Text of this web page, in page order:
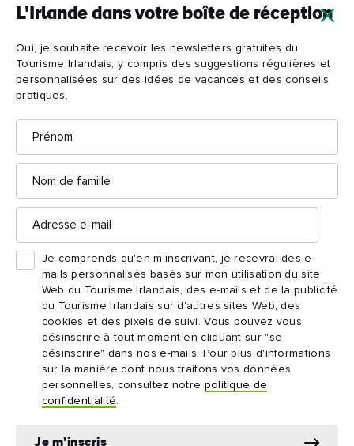
L'Irlande dans votre boîte de réception
Oui, je souhaite recevoir les newsletters gratuites du
Tourisme Irlandais, y compris des suggestions régulières et
personnalisées sur des idées de vacances et des conseils
pratiques.
Prénom
Nom
Adresse
Je comprends qu'en m'inscrivant, je recevrai des e-
mails personnalisés basés sur mon utilisation du site
Web du Tourisme Irlandais, des e-mails et de la publicité
du Tourisme Irlandais sur d'autres sites Web, des
cookies et des pixels de suivi. Vous pouvez vous
désinscrire à tout moment en cliquant sur "se
désinscrire" dans nos e-mails. Pour plus d'informations
sur la manière dont nous traitons vos données
personnelles, consultez notre politique de
confidentialité
Je m'inscris